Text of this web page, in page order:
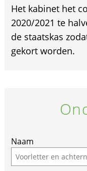
Het kabinet het
2020/2021 te
de staatskas
gekort worden.
If
you
are
Naam